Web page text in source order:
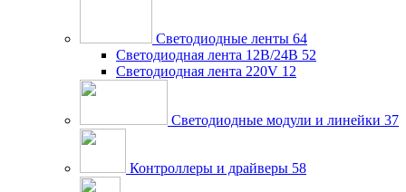
Светодиодные ленты 64
Светодиодная лента 12В/24В 52
Светодиодная лента 220V 12
Светодиодные модули и линейки 37
Контроллеры и драйверы 58